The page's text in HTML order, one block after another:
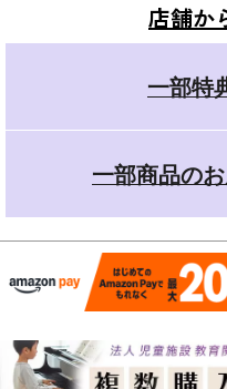
ド
アコー
そ
店舗か
一部特
一部商品の